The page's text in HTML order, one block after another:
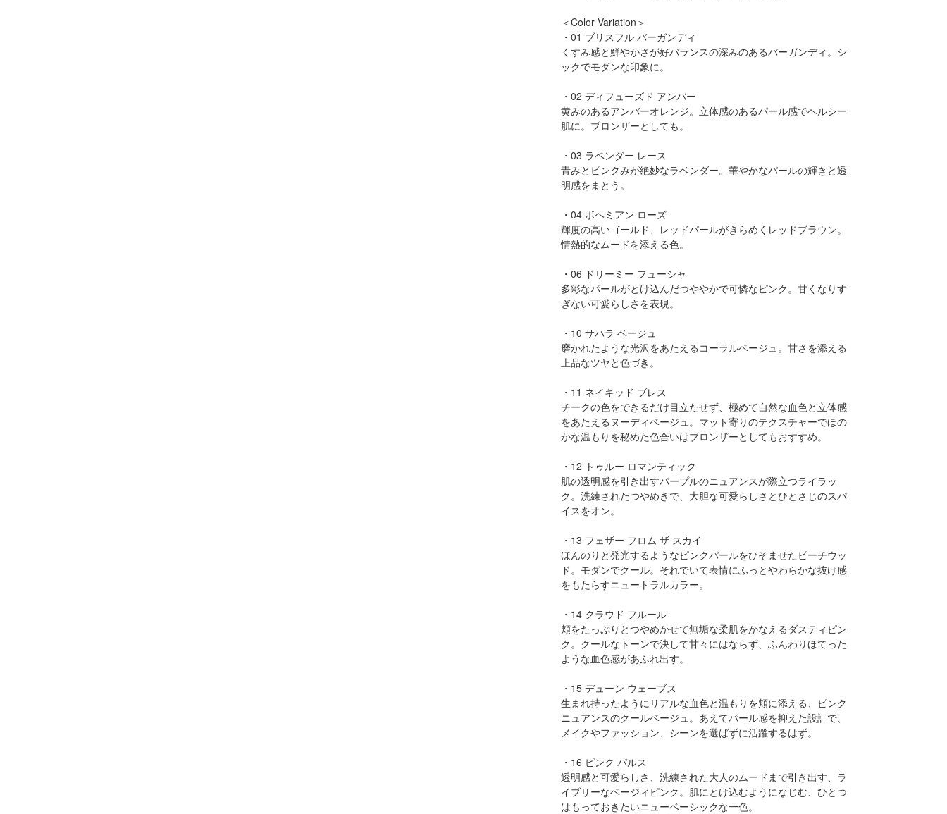
＜Color Variation＞
・01 ブリスフル バーガンディ
くすみ感と鮮やかさが好バランスの深みのあるバーガンディ。シ
ックでモダンな印象に。
・02 ディフューズド アンバー
黄みのあるアンバーオレンジ。立体感のあるパール感でヘルシー
肌に。ブロンザーとしても。
・03 ラベンダー レース
青みとピンクみが絶妙なラベンダー。華やかなパールの輝きと透
明感をまとう。
・04 ボヘミアン ローズ
輝度の高いゴールド、レッドパールがきらめくレッドブラウン。
情熱的なムードを添える色。
・06 ドリーミー フューシャ
多彩なパールがとけ込んだつややかで可憐なピンク。甘くなりす
ぎない可愛らしさを表現。
・10 サハラ ベージュ
磨かれたような光沢をあたえるコーラルベージュ。甘さを添える
上品なツヤと色づき。
・11 ネイキッド ブレス
チークの色をできるだけ目立たせず、極めて自然な血色と立体感
をあたえるヌーディベージュ。マット寄りのテクスチャーでほの
かな温もりを秘めた色合いはブロンザーとしてもおすすめ。
・12 トゥルー ロマンティック
肌の透明感を引き出すパープルのニュアンスが際立つライラッ
ク。洗練されたつやめきで、大胆な可愛らしさとひとさじのスパ
イスをオン。
・13 フェザー フロム ザ スカイ
ほんのりと発光するようなピンクパールをひそませたピーチウッ
ド。モダンでクール。それでいて表情にふっとやわらかな抜け感
をもたらすニュートラルカラー。
・14 クラウド フルール
頬をたっぷりとつやめかせて無垢な柔肌をかなえるダスティピン
ク。クールなトーンで決して甘々にはならず、ふんわりほてった
ような血色感があふれ出す。
・15 デューン ウェーブス
生まれ持ったようにリアルな血色と温もりを頬に添える、ピンク
ニュアンスのクールベージュ。あえてパール感を抑えた設計で、
メイクやファッション、シーンを選ばずに活躍するはず。
・16 ピンク パルス
透明感と可愛らしさ、洗練された大人のムードまで引き出す、ラ
イブリーなベージィピンク。肌にとけ込むようになじむ、ひとつ
はもっておきたいニューベーシックな一色。